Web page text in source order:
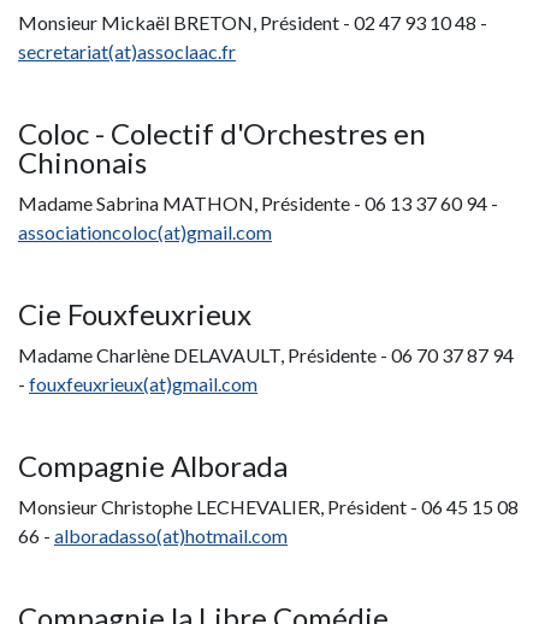
Monsieur Mickaël BRETON, Président - 02 47 93 10 48 -
secretariat(at)assoclaac.fr
Coloc - Colectif d'Orchestres en
Chinonais
Madame Sabrina MATHON, Présidente - 06 13 37 60 94 -
associationcoloc(at)gmail.com
Cie Fouxfeuxrieux
Madame Charlène DELAVAULT, Présidente - 06 70 37 87 94
- fouxfeuxrieux(at)gmail.com
Compagnie Alborada
Monsieur Christophe LECHEVALIER, Président - 06 45 15 08
66 - alboradasso(at)hotmail.com